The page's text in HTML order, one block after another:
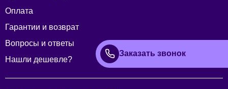
Оплата
Гарантии и возврат
Вопросы и ответы
Нашли дешевле?
Заказать звонок